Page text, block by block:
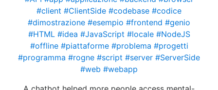
#client #ClientSide #codebase #codice
#dimostrazione #esempio #frontend #genio
#HTML #idea #JavaScript #locale #NodeJS
#offline #piattaforme #problema #progetti
#programma #rogne #script #server #ServerSide
#web #webapp